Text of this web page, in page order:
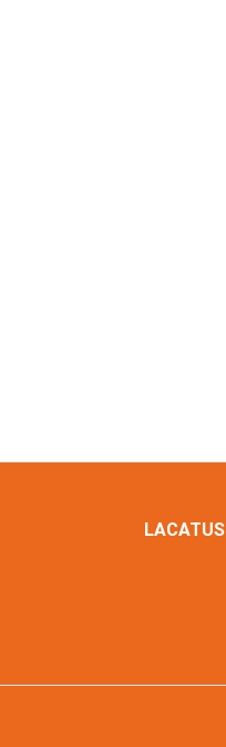
LACATUS